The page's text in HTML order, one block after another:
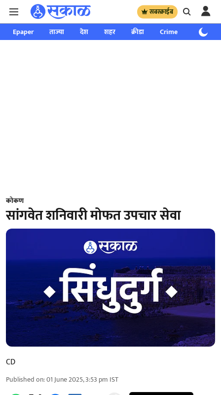
सबस्क्राईब
Epaper ताज्या देश शहर क्रीडा Crime साप्ताहिक
कोकण
सांगवेत शनिवारी मोफत उपचार सेवा
CD
Published on:01 June 2025, 3:53 pm IST